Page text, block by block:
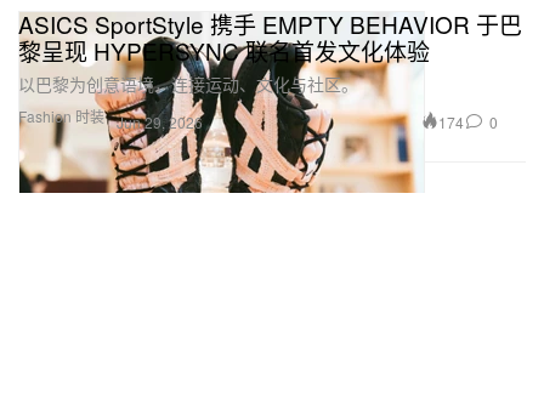
Fashion 时装
ASICS SportStyle 携手 EMPTY BEHAVIOR 于巴
黎呈现 HYPERSYNC 联名首发文化体验
以巴黎为创意语境，连接运动、文化与社区。
Jun 29, 2026 174 0